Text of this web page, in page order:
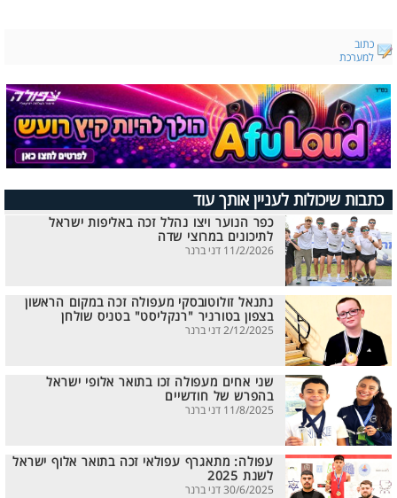
כתוב
למערכת
כתבות שיכולות לעניין אותך עוד
כפר הנוער ויצו נהלל זכה באליפות ישראל
לתיכונים במרוצי שדה
11/2/2026 דני ברנר
נתנאל זולוטובסקי מעפולה זכה במקום הראשון
בצפון בטורניר "רנקליסט" בטניס שולחן
2/12/2025 דני ברנר
שני אחים מעפולה זכו בתואר אלופי ישראל
בהפרש של חודשיים
11/8/2025 דני ברנר
עפולה: מתאגרף עפולאי זכה בתואר אלוף ישראל
לשנת 2025
30/6/2025 דני ברנר